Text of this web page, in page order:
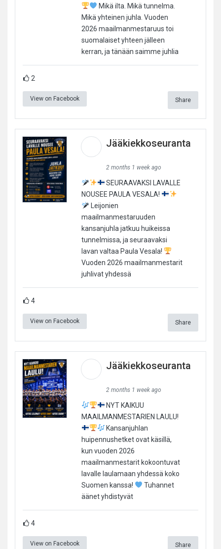
Mikä ilta. Mikä tunnelma.
Mikä yhteinen juhla. Vuoden
2026 maailmanmestaruus toi
suomalaiset yhteen jälleen
kerran, ja tänään saimme juhlia
2
View on Facebook Share
Jääkiekkoseuranta
2 months 1 week ago
SEURAAVAKSI LAVALLE
NOUSEE PAULA VESALA!
Leijonien
maailmanmestaruuden
kansanjuhla jatkuu huikeissa
tunnelmissa, ja seuraavaksi
lavan valtaa Paula Vesala!
Vuoden 2026 maailmanmestarit
juhlivat yhdessä
4
View on Facebook Share
Jääkiekkoseuranta
2 months 1 week ago
NYT KAIKUU
MAAILMANMESTARIEN LAULU!
Kansanjuhlan
huipennushetket ovat käsillä,
kun vuoden 2026
maailmanmestarit kokoontuvat
lavalle laulamaan yhdessä koko
Suomen kanssa!
Tuhannet
äänet yhdistyvät
4
View on Facebook Share